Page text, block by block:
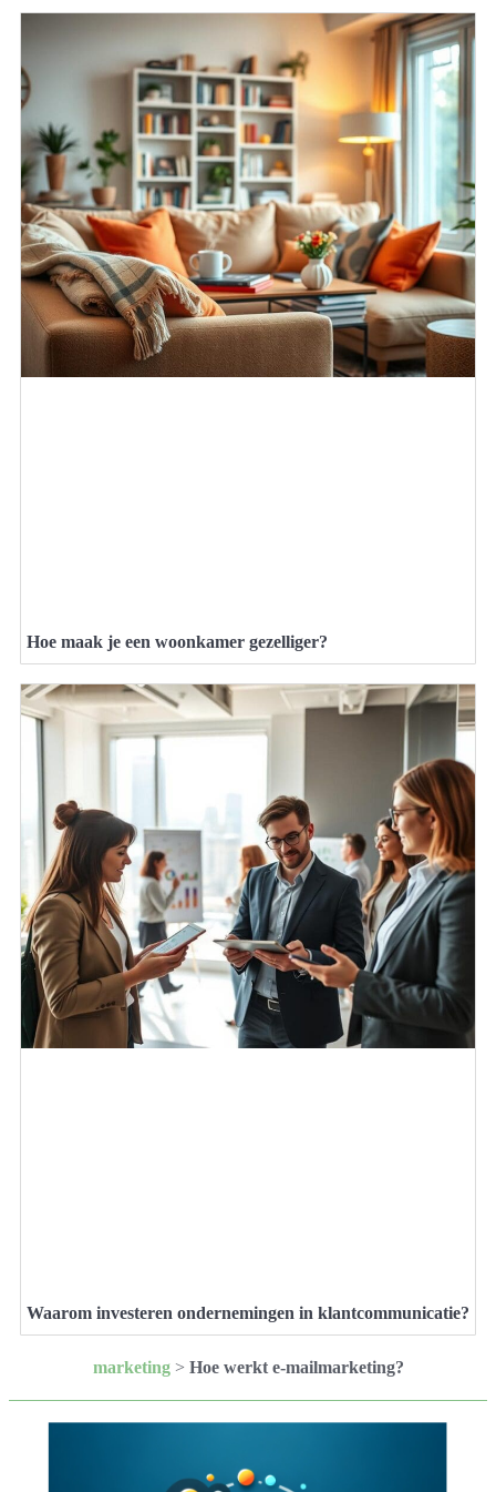
Hoe maak je een woonkamer gezelliger?
Waarom investeren ondernemingen in klantcommunicatie?
marketing> Hoe werkt e-mailmarketing?